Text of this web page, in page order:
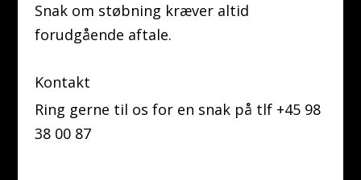
Snak om støbning kræver altid
forudgående aftale.
Kontakt
Ring gerne til os for en snak på tlf +45 98
38 00 87